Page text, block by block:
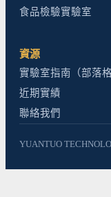
食品檢驗實驗室
資源
實驗室指南（部落格
近期實績
聯絡我們
YUANTUO